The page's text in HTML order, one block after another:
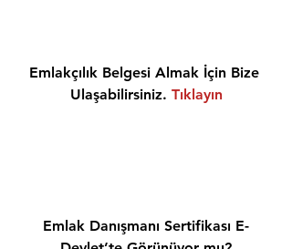
Emlakçılık Belgesi Almak İçin Bize
Ulaşabilirsiniz. Tıklayın
Emlak Danışmanı Sertifikası E-